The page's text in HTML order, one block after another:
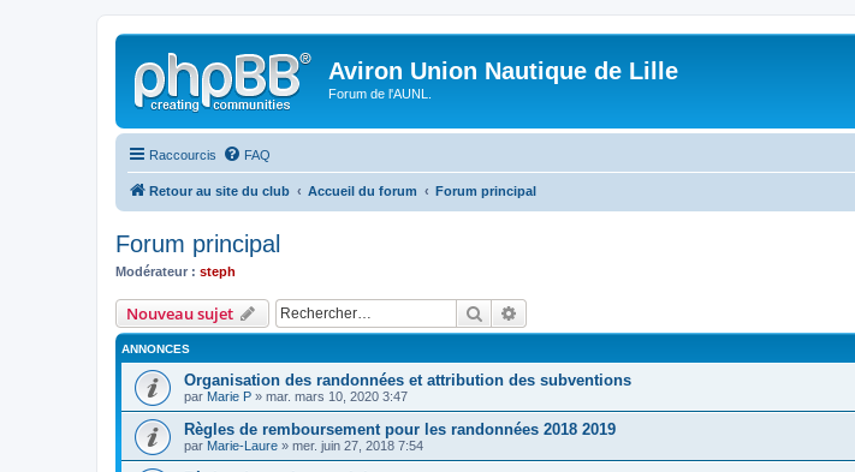
Aviron Union Nautique de Lille
Forum de l'AUNL.
Raccourcis FAQ
Retour au site du club Accueil du forum Forum principal
Forum principal
Modérateur : steph
Nouveau sujet Rechercher
ANNONCES
Organisation des randonnées et attribution des subventions
par Marie P » mar. mars 10, 2020 3:47
Règles de remboursement pour les randonnées 2018 2019
par Marie-Laure » mer. juin 27, 2018 7:54